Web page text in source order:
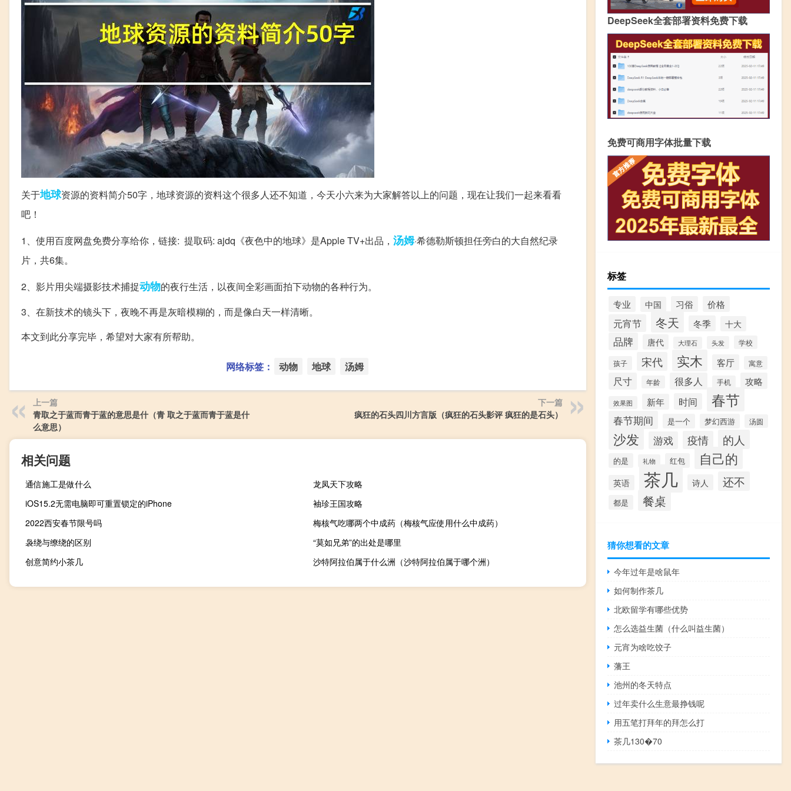
关于地球资源的资料简介50字，地球资源的资料这个很多人还不知道，今天小六来为大家解答以上的问题，现在让我们一起来看看
吧！
1、使用百度网盘免费分享给你，链接: 提取码: ajdq《夜色中的地球》是Apple TV+出品， 汤姆·希德勒斯顿担任旁白的大自然纪录
片，共6集。
2、影片用尖端摄影技术捕捉动物的夜行生活，以夜间全彩画面拍下动物的各种行为。
3、在新技术的镜头下，夜晚不再是灰暗模糊的，而是像白天一样清晰。
本文到此分享完毕，希望对大家有所帮助。
网络标签： 动物 地球 汤姆
上一篇
青取之于蓝而青于蓝的意思是什（青 取之于蓝而青于蓝是什
么意思）
下一篇
疯狂的石头四川方言版（疯狂的石头影评 疯狂的是石头）
相关问题
通信施工是做什么
龙凤天下攻略
iOS15.2无需电脑即可重置锁定的iPhone
袖珍王国攻略
2022西安春节限号吗
梅核气吃哪两个中成药（梅核气应使用什么中成药）
袅绕与缭绕的区别
“莫如兄弟”的出处是哪里
创意简约小茶几
沙特阿拉伯属于什么洲（沙特阿拉伯属于哪个洲）
DeepSeek全套部署资料免费下载
免费可商用字体批量下载
标签
专业 中国 习俗 价格
元宵节 冬天 冬季 十大
品牌 唐代 大理石 头发 学校
孩子 宋代 实木 客厅 寓意
尺寸 年龄 很多人 手机 攻略
效果图 新年 时间 春节
春节期间 是一个 梦幻西游 汤圆
沙发 游戏 疫情 的人
的是 礼物 红包 自己的
英语 茶几 诗人 还不
都是 餐桌
猜你想看的文章
今年过年是啥鼠年
如何制作茶几
北欧留学有哪些优势
怎么选益生菌（什么叫益生菌）
元宵为啥吃饺子
藩王
池州的冬天特点
过年卖什么生意最挣钱呢
用五笔打拜年的拜怎么打
茶几130�70